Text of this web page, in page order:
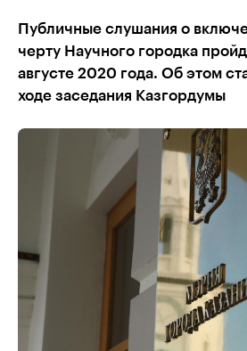
Публичные слушания о
черту Научного городка
августе 2020 года. Об этом
ходе заседания Казгордумы